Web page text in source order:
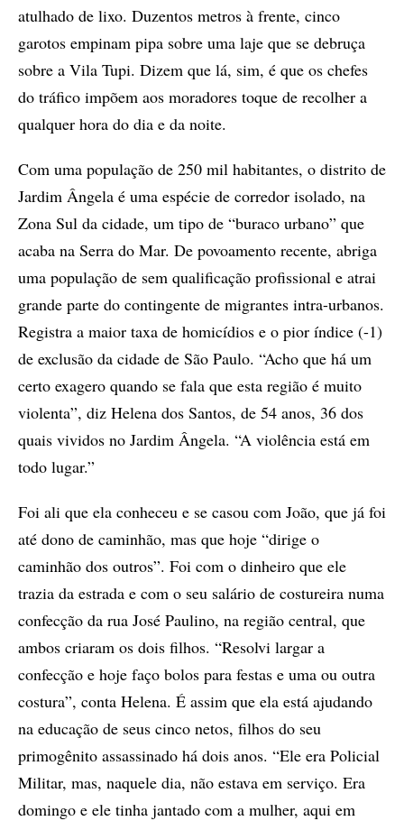
atulhado de lixo. Duzentos metros à frente, cinco
garotos empinam pipa sobre uma laje que se debruça
sobre a Vila Tupi. Dizem que lá, sim, é que os chefes
do tráfico impõem aos moradores toque de recolher a
qualquer hora do dia e da noite.
Com uma população de 250 mil habitantes, o distrito de
Jardim Ângela é uma espécie de corredor isolado, na
Zona Sul da cidade, um tipo de “buraco urbano” que
acaba na Serra do Mar. De povoamento recente, abriga
uma população de sem qualificação profissional e atrai
grande parte do contingente de migrantes intra-urbanos.
Registra a maior taxa de homicídios e o pior índice (-1)
de exclusão da cidade de São Paulo. “Acho que há um
certo exagero quando se fala que esta região é muito
violenta”, diz Helena dos Santos, de 54 anos, 36 dos
quais vividos no Jardim Ângela. “A violência está em
todo lugar.”
Foi ali que ela conheceu e se casou com João, que já foi
até dono de caminhão, mas que hoje “dirige o
caminhão dos outros”. Foi com o dinheiro que ele
trazia da estrada e com o seu salário de costureira numa
confecção da rua José Paulino, na região central, que
ambos criaram os dois filhos. “Resolvi largar a
confecção e hoje faço bolos para festas e uma ou outra
costura”, conta Helena. É assim que ela está ajudando
na educação de seus cinco netos, filhos do seu
primogênito assassinado há dois anos. “Ele era Policial
Militar, mas, naquele dia, não estava em serviço. Era
domingo e ele tinha jantado com a mulher, aqui em